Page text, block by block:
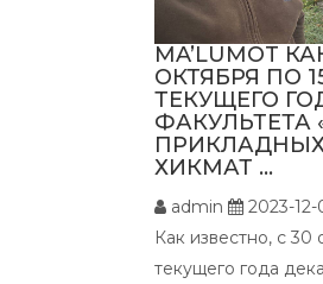
MA’LUMOT
ОКТЯБРЯ ПО
ТЕКУЩЕГО
ФАКУЛЬТЕТА
ХИКМАТ ...
admin
2023-12-
Как известно, с 30
текущего года